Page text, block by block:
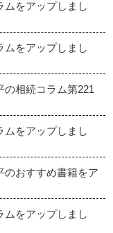
をアップしまし
をアップしまし
相続コラム第221
をアップしまし
おすすめ書籍をア
をアップしまし